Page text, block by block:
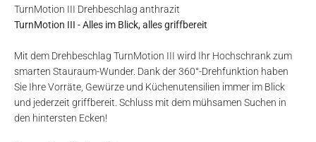
TurnMotion III Drehbeschlag anthrazit
TurnMotion III - Alles im Blick, alles griffbereit
Mit dem Drehbeschlag TurnMotion III wird Ihr Hochschrank zum
smarten Stauraum-Wunder. Dank der 360°-Drehfunktion haben
Sie Ihre Vorräte, Gewürze und Küchenutensilien immer im Blick
und jederzeit griffbereit. Schluss mit dem mühsamen Suchen in
den hintersten Ecken!